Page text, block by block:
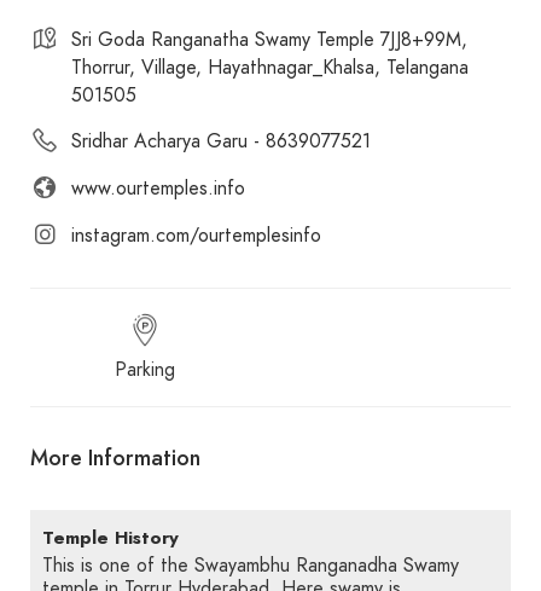
Sri Goda Ranganatha Swamy Temple 7JJ8+99M,
Thorrur, Village, Hayathnagar_Khalsa, Telangana
501505
Sridhar Acharya Garu - 8639077521
www.ourtemples.info
instagram.com/ourtemplesinfo
Parking
More Information
Temple History
This is one of the Swayambhu Ranganadha Swamy